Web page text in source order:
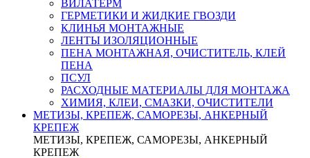
ВИЛАТЕРМ
ГЕРМЕТИКИ И ЖИДКИЕ ГВОЗДИ
КЛИНЬЯ МОНТАЖНЫЕ
ЛЕНТЫ ИЗОЛЯЦИОННЫЕ
ПЕНА МОНТАЖНАЯ, ОЧИСТИТЕЛЬ, КЛЕЙ
ПЕНА
ПСУЛ
РАСХОДНЫЕ МАТЕРИАЛЫ ДЛЯ МОНТАЖА
ХИМИЯ, КЛЕИ, СМАЗКИ, ОЧИСТИТЕЛИ
МЕТИЗЫ, КРЕПЕЖ, САМОРЕЗЫ, АНКЕРНЫЙ
КРЕПЕЖ
МЕТИЗЫ, КРЕПЕЖ, САМОРЕЗЫ, АНКЕРНЫЙ
КРЕПЕЖ